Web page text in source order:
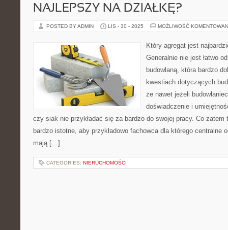
NAJLEPSZY NA DZIAŁKĘ?
POSTED BY ADMIN LIS - 30 - 2025 MOŻLIWOŚĆ
Który agregat jest
Generalnie nie jest łatwo
budowlaną, która bardzo
kwestiach dotyczących
że nawet jeżeli
doświadczenie i
czy siak nie przykładać się za bardzo do swojej pracy. Co zatem
bardzo istotne, aby przykładowo fachowca dla którego centralne
mają […]
CATEGORIES: NIERUCHOMOŚCI